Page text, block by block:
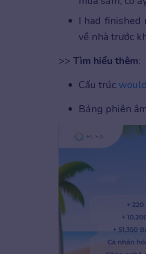
I had
về nhà trước
>> Tìm hiểu thêm:
Cấu trúc
Bảng phiên